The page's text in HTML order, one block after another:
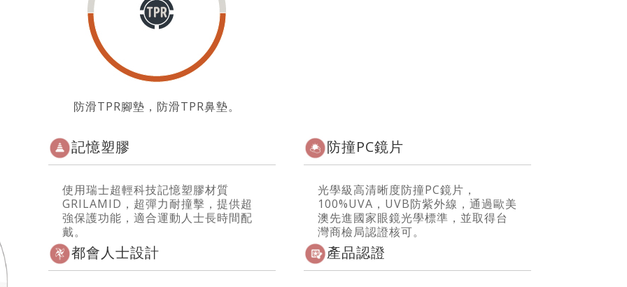
防滑TPR腳墊，防滑TPR鼻墊。
記憶塑膠
使用瑞士超輕科技記憶塑膠材質
GRILAMID，超彈力耐撞擊，提供超
強保護功能，適合運動人士長時間配
戴。
防撞PC鏡片
光學級高清晰度防撞PC鏡片，
100%UVA，UVB防紫外線，通過歐美
澳先進國家眼鏡光學標準，並取得台
灣商檢局認證核可。
都會人士設計 產品認證